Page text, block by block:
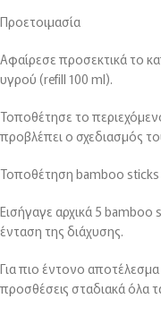
Προετοιμασία
Αφαίρεσε προσεκτικά το
υγρού (refill 100 ml).
Τοποθέτησε το
προβλέπει ο σχεδιασμός
Τοποθέτηση bamboo sticks
Εισήγαγε αρχικά 5 bamboo
ένταση της διάχυσης.
Για πιο έντονο
προσθέσεις σταδιακά όλα